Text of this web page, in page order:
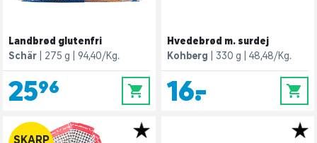
Landbrød glutenfri
Schär
275 g 94,40/Kg.
25,96 0
Hvedebrød m. surdej
Kohberg
330 g 48,48/Kg.
16,- 0
SKARP